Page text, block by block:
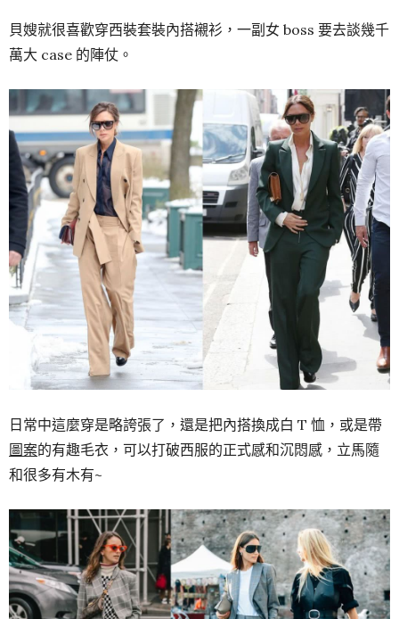
貝嫂就很喜歡穿西裝套裝內搭襯衫，一副女 boss 要去談幾千
萬大 case 的陣仗。
日常中這麼穿是略誇張了，還是把內搭換成白 T 恤，或是帶
圖案的有趣毛衣，可以打破西服的正式感和沉悶感，立馬隨
和很多有木有~